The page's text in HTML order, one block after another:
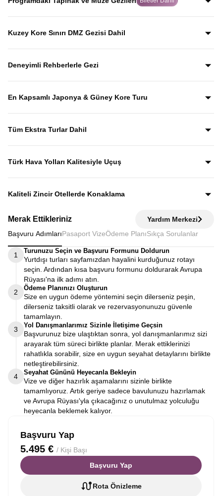
acele etmeden keşfetme imkanı sunulur.
Gyeongbokgung Sarayı, Kinkaku-ji, Todai-ji, Senso-ji ve
Kamakura Bambu Bahçesi gibi önemli kültürel durakların
Kuzey Kore Sınırı DMZ Gezisi Dahil
Güney Kore–Kuzey Kore arasındaki DMZ sınır hattına
yapılan özel gezi fiyata dahil olup, Kuzey Kore sınırını
Deneyimli Rehberlerle Gezi
Yıllardır bu tur rotasını birebir uygulayan ve deneyimleyen
rehberler eşliğinde gezerek; şehirleri sadece görmekle
En Kapsamlı Japonya & Güney Kore Turu
Japonya ve Güney Kore’nin en ikonik şehirlerini ve kültürel
duraklarını aceleye getirmeden, tek turda gezebileceğiniz
Tüm Ekstra Turlar Dahil
Yola çıktığınızda sürpriz ödemelerle karşılaşmazsınız.
Ekstra tur ücreti alınmaz; programda yer alan tüm geziler
Türk Hava Yolları Kalitesiyle Uçuş
Dünyanın en iyi havayollarından biri olan Türk Hava
Yolları’nın konforu ve hizmet kalitesiyle seyahat edersiniz.
Kaliteli Zincir Otellerde Konaklama
kalınırken, Avrupa Rüyası’nda merkeze yakın kaliteli zincir
otellerde konaklayarak zamanınızı verimli kullanırsınız.
Merak Ettikleriniz
Yardım Merkezi
Başvuru AdımlarıPasaport VizeÖdeme Planı Sıkça Sorulanlar
1
Turunuzu Seçin ve Başvuru Formunu Doldurun
Yurtdışı turları sayfamızdan hayalini kurduğunuz rotayı
seçin. Ardından kısa başvuru formunu doldurarak Avrupa
Rüyası'na ilk adımı atın.
2
Ödeme Planınızı Oluşturun
Size en uygun ödeme yöntemini seçin dilerseniz peşin,
dilerseniz taksitli olarak ve rezervasyonunuzu güvenle
tamamlayın.
3
Yol Danışmanlarımız Sizinle İletişime Geçsin
Başvurunuz bize ulaştıktan sonra, yol danışmanlarımız sizi
arayarak tüm süreci birlikte planlar. Merak ettiklerinizi
rahatlıkla sorabilir, size en uygun seyahat detaylarını birlikte
netleştirebilirsiniz.
4
Seyahat Gününü Heyecanla Bekleyin
Vize ve diğer hazırlık aşamalarını sizinle birlikte
tamamlıyoruz. Artık geriye sadece bavulunuzu hazırlamak
ve Avrupa Rüyası'yla çıkacağınız o unutulmaz yolculuğu
heyecanla beklemek kalıyor.
Başvuru Yap
5.495 € / Kişi Başı
Başvuru Yap
Rota Önizleme